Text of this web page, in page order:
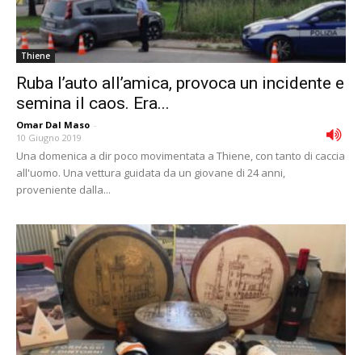
Thiene
Ruba l’auto all’amica, provoca un incidente e
semina il caos. Era...
Omar Dal Maso -
10 Giugno 2019
Una domenica a dir poco movimentata a Thiene, con tanto di caccia
all'uomo. Una vettura guidata da un giovane di 24 anni,
proveniente dalla...